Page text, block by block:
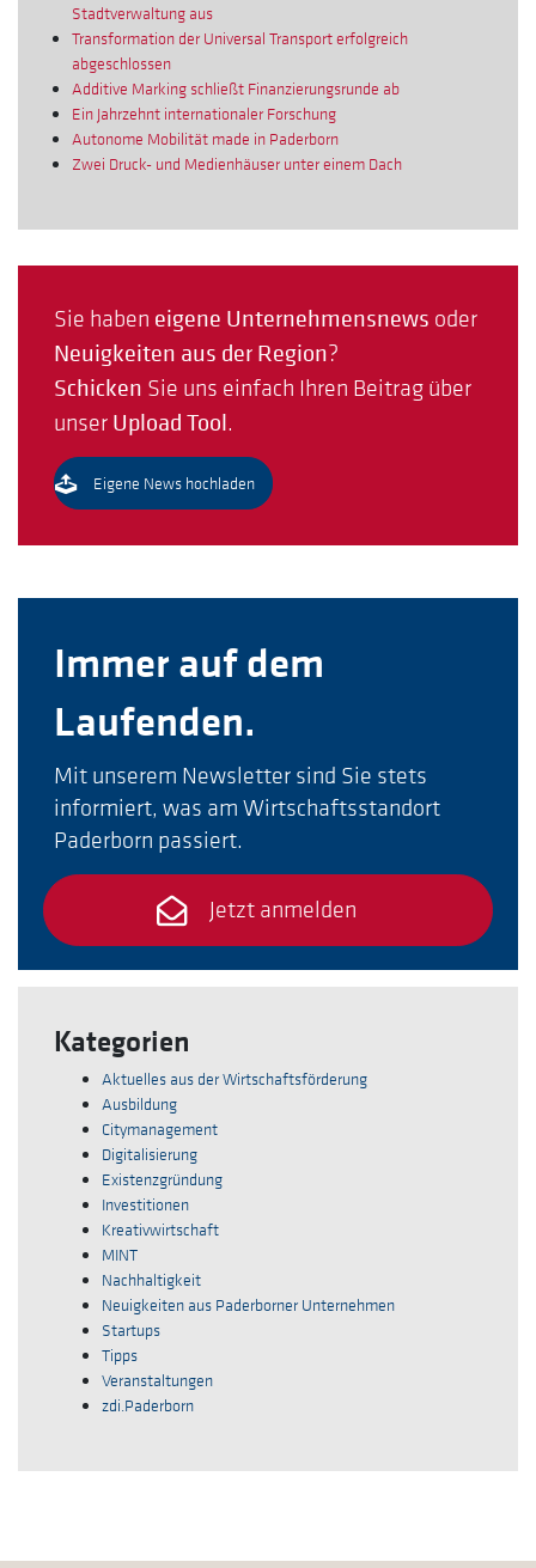
Stadtverwaltung aus
Transformation der Universal Transport erfolgreich
abgeschlossen
Additive Marking schließt Finanzierungsrunde ab
Ein Jahrzehnt internationaler Forschung
Autonome Mobilität made in Paderborn
Zwei Druck- und Medienhäuser unter einem Dach
Sie haben eigene Unternehmensnews oder
Neuigkeiten aus der Region?
Schicken Sie uns einfach Ihren Beitrag über
unser Upload Tool.
Eigene News hochladen
Immer auf dem
Laufenden.
Mit unserem Newsletter sind Sie stets
informiert, was am Wirtschaftsstandort
Paderborn passiert.
Jetzt anmelden
Kategorien
Aktuelles aus der Wirtschaftsförderung
Ausbildung
Citymanagement
Digitalisierung
Existenzgründung
Investitionen
Kreativwirtschaft
MINT
Nachhaltigkeit
Neuigkeiten aus Paderborner Unternehmen
Startups
Tipps
Veranstaltungen
zdi.Paderborn